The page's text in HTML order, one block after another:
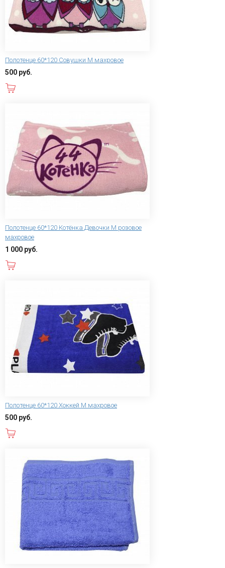
Полотенце 60*120 Совушки M махровое
500 руб.
Полотенце 60*120 Котёнка Девочки M розовое
махровое
1 000 руб.
Полотенце 60*120 Хоккей M махровое
500 руб.